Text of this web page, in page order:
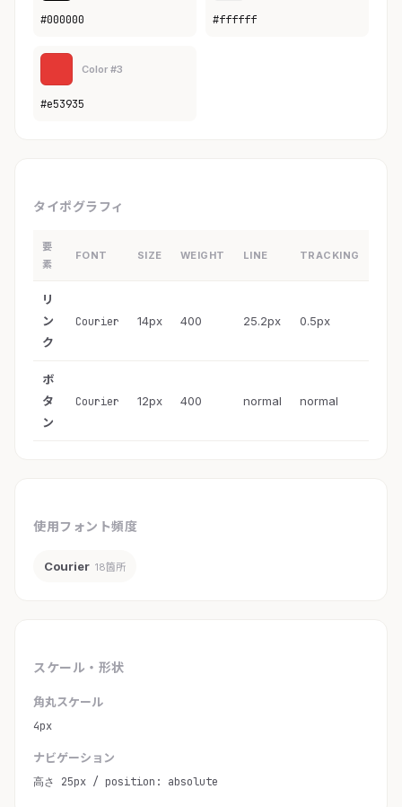
#000000 #ffffff
Color #3
#e53935
タイポグラフィ
要
素
FONT SIZE WEIGHT LINE TRACKING
リ
ン
ク
Courier 14px 400 25.2px 0.5px
ボ
タ
ン
Courier 12px 400 normal normal
使用フォント頻度
Courier 18箇所
スケール・形状
角丸スケール
4px
ナビゲーション
高さ 25px / position: absolute